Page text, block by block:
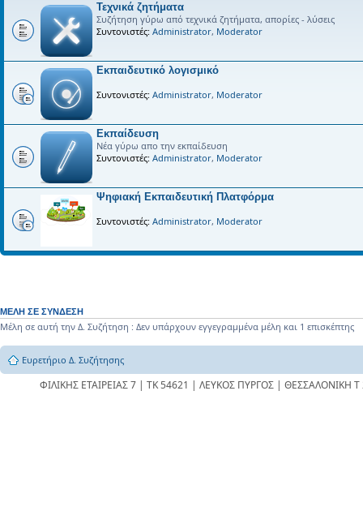
Τεχνικά ζητήματα
Συζήτηση γύρω από τεχνικά ζητήματα, απορίες - λύσεις
Συντονιστές: Administrator, Moderator
Εκπαιδευτικό λογισμικό
Συντονιστές: Administrator, Moderator
Εκπαίδευση
Νέα γύρω απο την εκπαίδευση
Συντονιστές: Administrator, Moderator
Ψηφιακή Εκπαιδευτική Πλατφόρμα
Συντονιστές: Administrator, Moderator
ΜΈΛΗ ΣΕ ΣΎΝΔΕΣΗ
Μέλη σε αυτή την Δ. Συζήτηση : Δεν υπάρχουν εγγεγραμμένα μέλη και 1 επισκέπτης
Ευρετήριο Δ. Συζήτησης
ΦΙΛΙΚΗΣ ΕΤΑΙΡΕΙΑΣ 7 | ΤΚ 54621 | ΛΕΥΚΟΣ ΠΥΡΓΟΣ | ΘΕΣΣΑΛΟΝΙΚΗ Τ